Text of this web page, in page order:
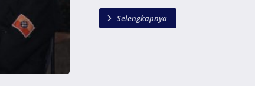
Selengkapnya